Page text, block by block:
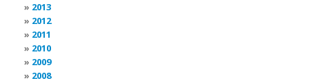
2013
2012
2011
2010
2009
2008